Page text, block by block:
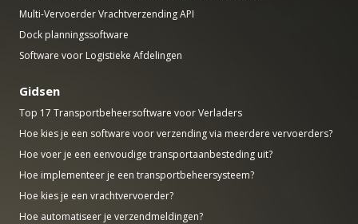
Multi-Vervoerder Vrachtverzending API
Dock planningssoftware
Software voor Logistieke Afdelingen
Gidsen
Top 17 Transportbeheersoftware voor Verladers
Hoe kies je een software voor verzending via meerdere vervoerders?
Hoe voer je een eenvoudige transportaanbesteding uit?
Hoe implementeer je een transportbeheersysteem?
Hoe kies je een vrachtvervoerder?
Hoe automatiseer je verzendmeldingen?